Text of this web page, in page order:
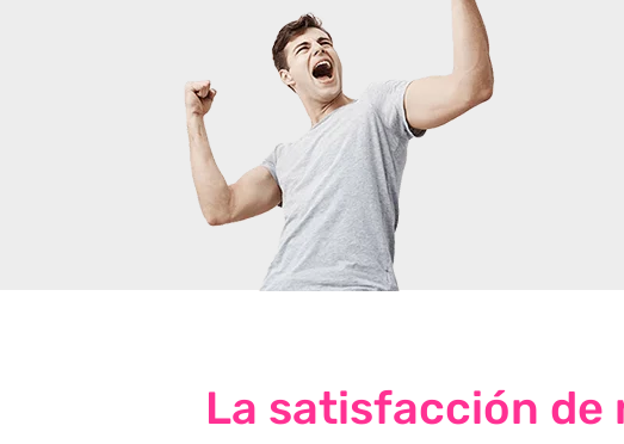
La satisfacción